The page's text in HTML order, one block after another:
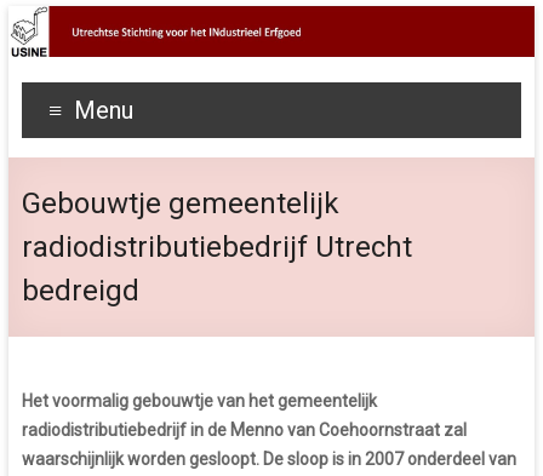
Menu
Gebouwtje gemeentelijk
radiodistributiebedrijf Utrecht
bedreigd
Het voormalig gebouwtje van het gemeentelijk
radiodistributiebedrijf in de Menno van Coehoornstraat zal
waarschijnlijk worden gesloopt. De sloop is in 2007 onderdeel van